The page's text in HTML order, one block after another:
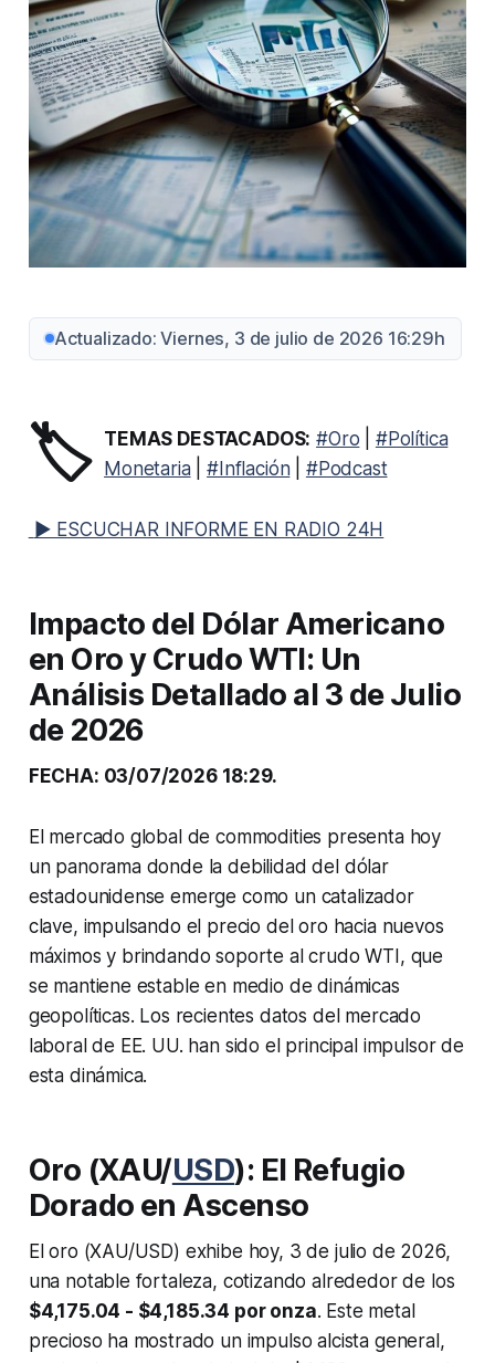
Actualizado: Viernes, 3 de julio de 2026 16:29h
🏷️ TEMAS DESTACADOS: #Oro
#Política
Monetaria|#Inflación| #Podcast
▶ ESCUCHAR INFORME EN RADIO 24H
Impacto del Dólar Americano
en Oro y Crudo WTI: Un
Análisis Detallado al 3 de Julio
de 2026
FECHA: 03/07/2026 18:29.
El mercado global de commodities presenta hoy
un panorama donde la debilidad del dólar
estadounidense emerge como un catalizador
clave, impulsando el precio del oro hacia nuevos
máximos y brindando soporte al crudo WTI, que
se mantiene estable en medio de dinámicas
geopolíticas. Los recientes datos del mercado
laboral de EE. UU. han sido el principal impulsor de
esta dinámica.
Oro (XAU/USD): El Refugio
Dorado en Ascenso
El oro (XAU/USD) exhibe hoy, 3 de julio de 2026,
una notable fortaleza, cotizando alrededor de los
$4,175.04 - $4,185.34 por onza. Este metal
precioso ha mostrado un impulso alcista general,